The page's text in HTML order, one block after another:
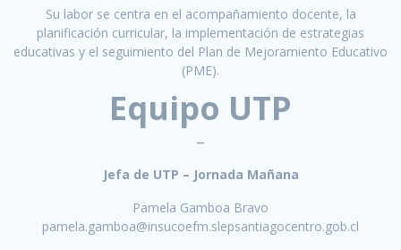
Su labor se centra en el acompañamiento docente, la
planificación curricular, la implementación de estrategias
educativas y el seguimiento del Plan de Mejoramiento Educativo
(PME).
Equipo UTP
–
Jefa de UTP – Jornada Mañana
Pamela Gamboa Bravo
pamela.gamboa@insucoefm.slepsantiagocentro.gob.cl